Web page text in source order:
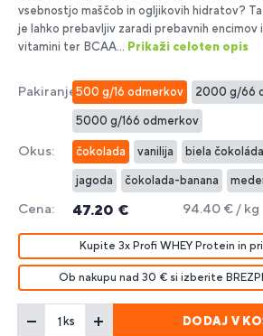
vsebnostjo maščob in ogljikovih hidratov?
je lahko prebavljiv zaradi prebavnih encimov
vitamini ter BCAA... Prikaži celoten opis
Pakiranje:500 g/16 odmerkov 2000 g/66
5000 g/166 odmerkov
Okus: čokolada vanilija biela
jagoda čokolada-banana
Cena: 47.20 € 94.40 € / kg
Kupite 3x Profi WHEY Protein in
Ob nakupu nad 30 € si izberite
ks DODAJ V